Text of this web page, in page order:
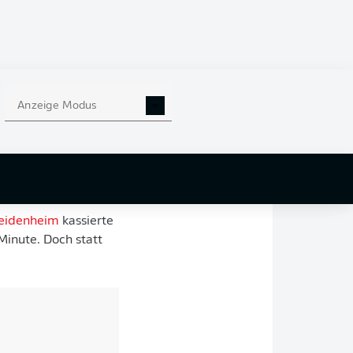
Anzeige Modus
SV
aus
zweite
des deutschen
kassierte
Doch statt